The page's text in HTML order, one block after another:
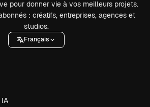
pour donner vie à vos meilleurs projets.
: créatifs, entreprises, agences et
studios.
Français
IA